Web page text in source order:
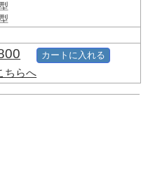
ちらへ
カートに入れる